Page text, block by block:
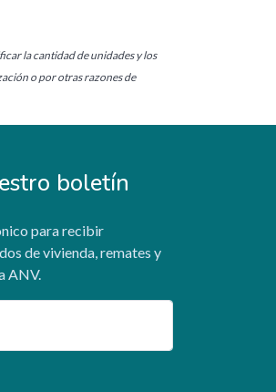
la cantidad de unidades y los
o por otras razones de
boletín
para recibir
de vivienda, remates y
ANV.